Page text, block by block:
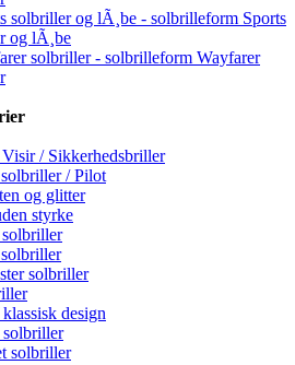
Sports
og lÃ¸be
Wayfarer
/ Sikkerhedsbriller
/ Pilot
og glitter
styrke
solbriller
design
solbriller
solbriller